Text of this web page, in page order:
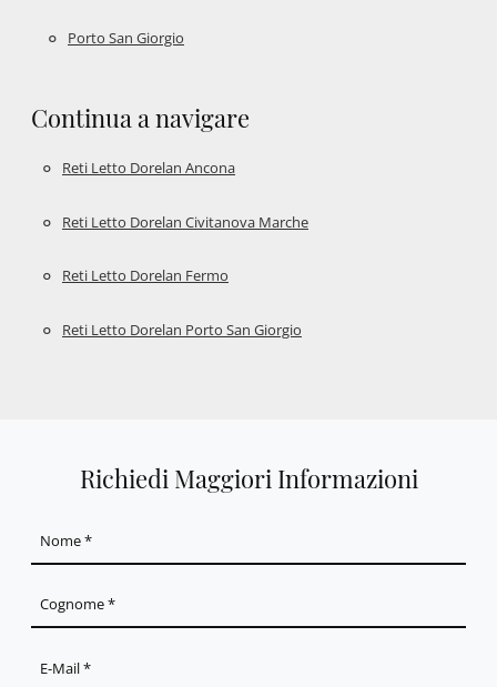
Porto San Giorgio
Continua a navigare
Reti Letto Dorelan Ancona
Reti Letto Dorelan Civitanova Marche
Reti Letto Dorelan Fermo
Reti Letto Dorelan Porto San Giorgio
Richiedi Maggiori Informazioni